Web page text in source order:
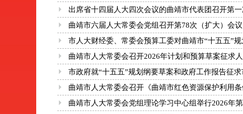
出席省十四届人大四次会议的曲靖市代表团召开第
曲靖市六届人大常委会党组召开第78次（扩大）会议
市人大财经委、常委会预算工委对曲靖市“十五五”
曲靖市人大常委会召开2026年计划和预算草案征求
市政府就“十五五”规划纲要草案和政府工作报告征
曲靖市人大常委会召开《曲靖市红色资源保护利用
曲靖市人大常委会党组理论学习中心组举行2026年